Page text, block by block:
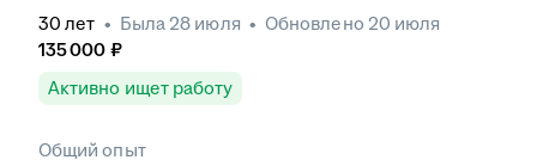
30 лет • Была 28 июля • Обновлено 20 июля
135 000 ₽
Активно ищет работу
Общий опыт